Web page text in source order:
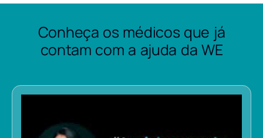
Conheça os médicos que já
contam com a ajuda da WE